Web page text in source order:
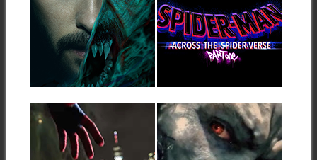
SONY PRESENTA
UN NUEVO
PÓSTER Y LA
ESCENA DE LA
PRIMERA
TRANSFORMACIÓ
N DE MORBIUS
noche un nuevo póster
internacional de Morbius,...
▶
SPIDER-MAN:
ACROSS THE
UNIVERSE,
PRIMERAS
IMÁGENES DE LA
NUEVA PELÍCULA
despertado con la agradable
sorpresa de...
17.11.21
NUEVO TRÁILER
DE SPIDER-MAN:
13.01.20
PRIMER TRAILER
TEASER DE